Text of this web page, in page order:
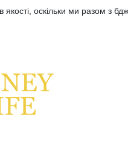
оскільки ми разом з